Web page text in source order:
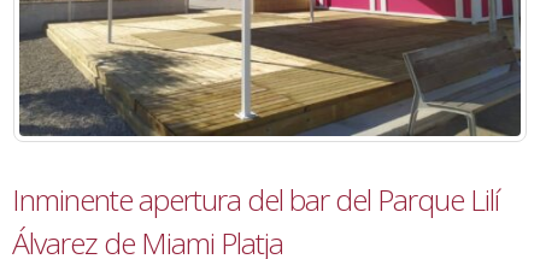
Inminente apertura del bar del Parque Lilí
Álvarez de Miami Platja